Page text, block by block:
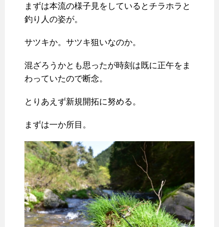
まずは本流の様子見をしているとチラホラと
釣り人の姿が。
サツキか。サツキ狙いなのか。
混ざろうかとも思ったが時刻は既に正午をま
わっていたので断念。
とりあえず新規開拓に努める。
まずは一か所目。